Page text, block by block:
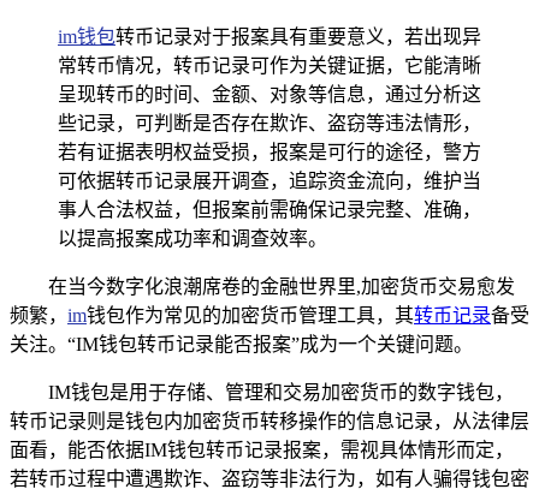
im钱包转币记录对于报案具有重要意义，若出现异
常转币情况，转币记录可作为关键证据，它能清晰
呈现转币的时间、金额、对象等信息，通过分析这
些记录，可判断是否存在欺诈、盗窃等违法情形，
若有证据表明权益受损，报案是可行的途径，警方
可依据转币记录展开调查，追踪资金流向，维护当
事人合法权益，但报案前需确保记录完整、准确，
以提高报案成功率和调查效率。
在当今数字化浪潮席卷的金融世界里,加密货币交易愈发
频繁， im钱包作为常见的加密货币管理工具，其转币记录备受
关注。“IM钱包转币记录能否报案”成为一个关键问题。
IM钱包是用于存储、管理和交易加密货币的数字钱包，
转币记录则是钱包内加密货币转移操作的信息记录，从法律层
面看，能否依据IM钱包转币记录报案，需视具体情形而定，
若转币过程中遭遇欺诈、盗窃等非法行为，如有人骗得钱包密